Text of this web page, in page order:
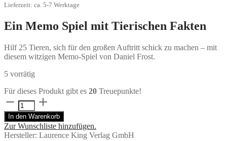
Lieferzeit: ca. 5-7 Werktage
Ein Memo Spiel mit Tierischen Fakten
Hilf 25 Tieren, sich für den großen Auftritt schick zu machen – mit
diesem witzigen Memo-Spiel von Daniel Frost.
5 vorrätig
Für dieses Produkt gibt es 20 Treuepunkte!
Kleider
machen
Tiere
-
Laurence
In den Warenkorb
Zur Wunschliste hinzufügen.
Hersteller: Laurence King Verlag GmbH